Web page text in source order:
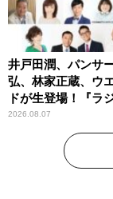
井戸田潤、パンサ
弘、林家正蔵、ウ
ドが生登場！『ラ
ー昼ズ』
2026.08.07